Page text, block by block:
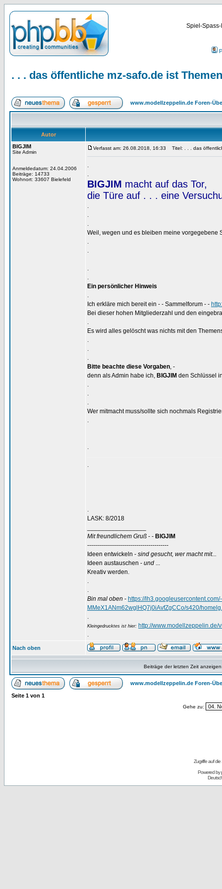
Spiel-
. . . das öffentliche mz-safo.de ist
www.modellzeppelin.de Foren-
Autor
BIGJIM
Site Admin
Anmeldedatum: 24.04.2006
Beiträge: 14733
Wohnort: 33607 Bielefeld
Verfasst am: 26.08.2018, 16:33 Titel: . . . das
.
.
BIGJIM macht auf das Tor,
die Türe auf . . . eine
.
.
.
Weil, wegen und es bleiben meine vorgegebene
.
.
.
.
Ein persönlicher Hinweis
.
Ich erkläre mich bereit ein - - Sammelforum - -
Bei dieser hohen Mitgliederzahl und den
.
Es wird alles gelöscht was nichts mit den
.
.
.
Bitte beachte diese Vorgaben, -
denn als Admin habe ich, BIGJIM den Schlüssel
.
.
.
Wer mitmacht muss/sollte sich nochmals
.
.
.
.
LASK: 8/2018
Mit freundlichem Gruß - - BIGJIM
-----------------------------------------
Ideen entwickeln - sind gesucht, wer macht mit...
Ideen austauschen - und ...
Kreativ werden.
.
.
Bin mal oben - https://
MMeX1ANm62wglHQ7j0iAvfZgCCo/s420/
.
Kleingedrucktes ist hier: http://
.
Nach oben
Beiträge der letzten Zeit
www.modellzeppelin.de Foren-
Seite 1 von 1
Gehe zu:
Zugriffe auf
Powered by